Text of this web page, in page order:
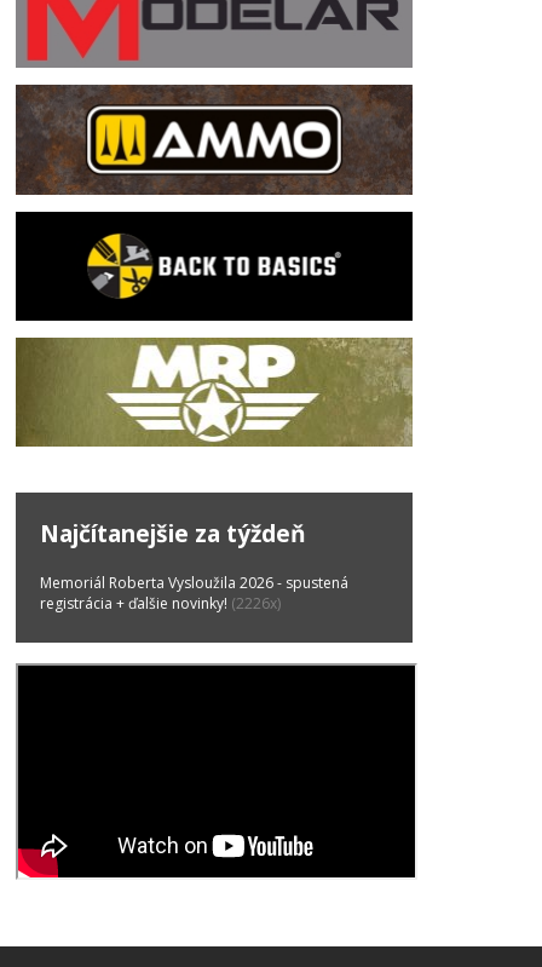
Najčítanejšie za týždeň
Memoriál Roberta Vysloužila 2026 - spustená
registrácia + ďalšie novinky! (2226x)